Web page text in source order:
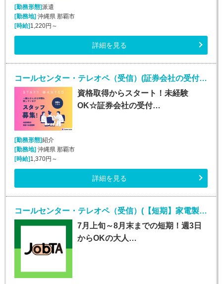
[勤務形態]派遣
[勤務地] 沖縄県 那覇市
[時給] 1,220円～
詳細を見る
コールセンター・テレオペ（受信）(証券会社の受付・事務スタッフ/6月9日入社)
資格取得からスタート！未経験
OK☆証券会社の受付…
[勤務形態]紹介
[勤務地]沖縄県 那覇市
[時給]1,370円～
詳細を見る
コールセンター・テレオペ（受信）(【短期】家電製品の訪問修理日程案内コールセンター受信)
7月上旬～8月末までの短期！週3日
からOKの大人…